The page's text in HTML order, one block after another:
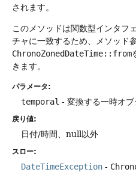
されます。
このメソッドは関数型インタフ
チャに一致するため、メソッド
ChronoZonedDateTime::from
きます。
パラメータ:
temporal - 変換する一時オ
戻り値:
日付/時間、null以外
スロー:
DateTimeException -